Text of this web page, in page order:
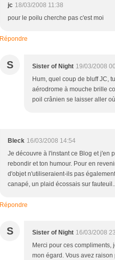
jc 18/03/2008 11:38
pour le poilu cherche pas c'est moi
Répondre
S Sister of Night 19/03/2008
Hum, quel coup de bluff JC,
aérodrome à mouche brille
poil crânien se laisser aller
Bleck 16/03/2008 14:54
Je découvre à l'instant ce Blog et j'en
rebondir et ton humour. Pour en
d'objet n'utiliseraient-ils pas
canapé, un plaid écossais sur
Répondre
S Sister of Night 16/03/2008
Merci pour ces
mon égard. Vous avez